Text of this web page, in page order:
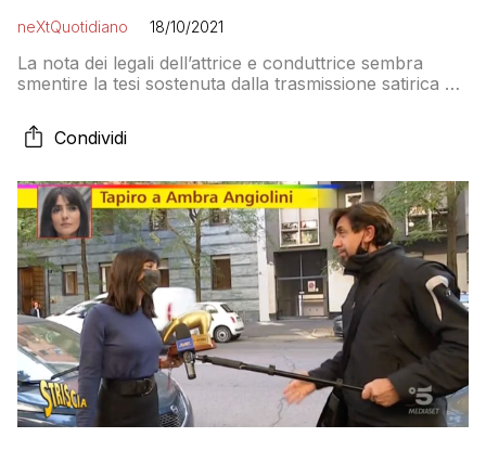
neXtQuotidiano 18/10/2021
La nota dei legali dell’attrice e conduttrice sembra
smentire la tesi sostenuta dalla trasmissione satirica di
Condividi